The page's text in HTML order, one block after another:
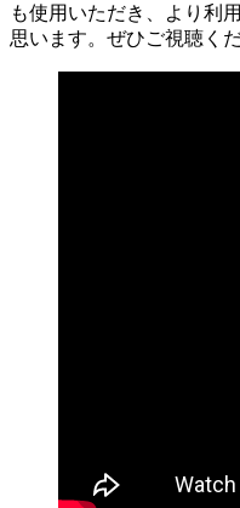
も使用いただき、より利
思います。ぜひご視聴く